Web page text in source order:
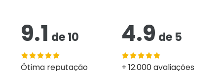
9.1 de10
Ótima reputação
4.9 de 5
+ 12.000 avaliações